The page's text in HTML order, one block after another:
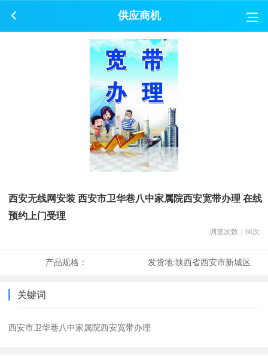
供应商机
西安无线网安装 西安市卫华巷八中家属院西安宽带办理 在线
预约上门受理
浏览次数： 66次
产品规格： 发货地:陕西省西安市新城区
关键词
西安市卫华巷八中家属院西安宽带办理